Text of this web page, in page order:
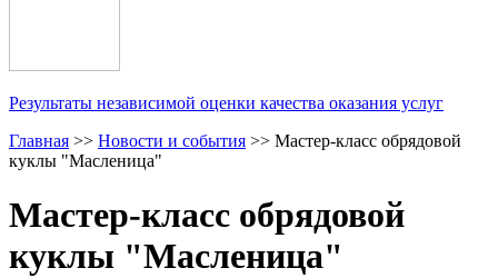
Результаты независимой оценки качества оказания услуг
Главная >> Новости и события >> Мастер-класс обрядовой
куклы "Масленица"
Мастер-класс обрядовой
куклы "Масленица"